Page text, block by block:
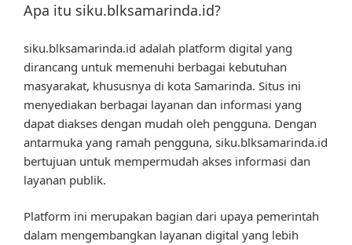
Apa itu siku.blksamarinda.id?
siku.blksamarinda.id adalah platform digital yang
dirancang untuk memenuhi berbagai kebutuhan
masyarakat, khususnya di kota Samarinda. Situs ini
menyediakan berbagai layanan dan informasi yang
dapat diakses dengan mudah oleh pengguna. Dengan
antarmuka yang ramah pengguna, siku.blksamarinda.id
bertujuan untuk mempermudah akses informasi dan
layanan publik.
Platform ini merupakan bagian dari upaya pemerintah
dalam mengembangkan layanan digital yang lebih